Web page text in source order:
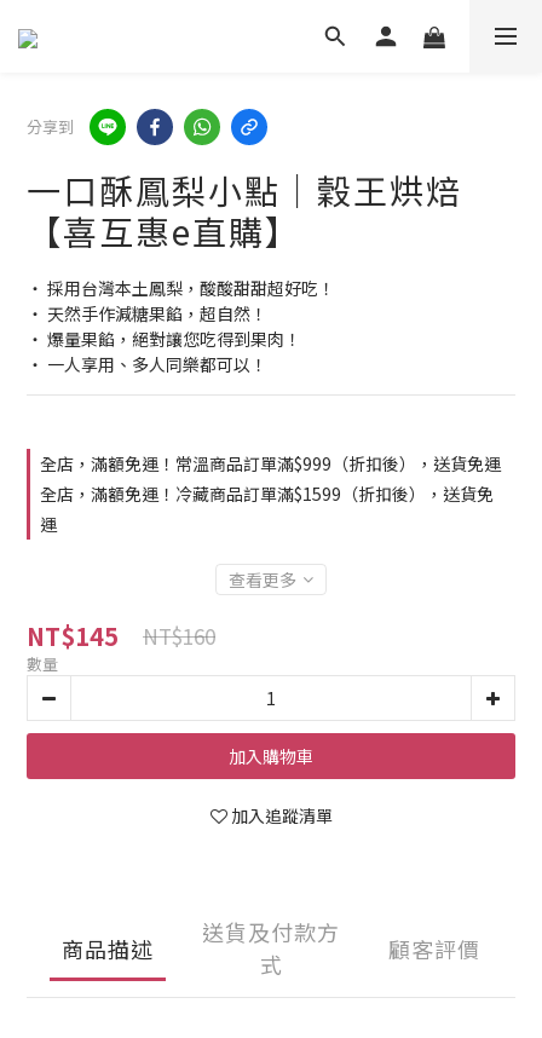
分享到
一口酥鳳梨小點│穀王烘焙
【喜互惠e直購】
‧ 採用台灣本土鳳梨，酸酸甜甜超好吃！
‧ 天然手作減糖果餡，超自然！
‧ 爆量果餡，絕對讓您吃得到果肉！
‧ 一人享用、多人同樂都可以！
全店，滿額免運！常溫商品訂單滿$999（折扣後），送貨免運
全店，滿額免運！冷藏商品訂單滿$1599（折扣後），送貨免
運
查看更多
NT$145 NT$160
數量
加入購物車
加入追蹤清單
商品描述
送貨及付款方
式
顧客評價